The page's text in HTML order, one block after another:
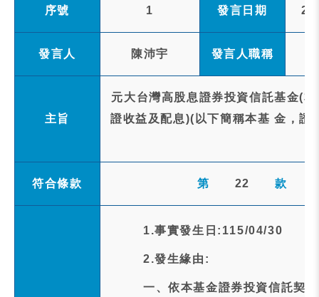
序號 1 發言日期
發言人 陳沛宇 發言人職稱
主旨
元大台灣高股息證券投資信託基金(
證收益及配息)(以下簡稱本基 金，證
符合條款 第 22 款
1.事實發生日:115/04/30
2.發生緣由:
一、依本基金證券投資信託契